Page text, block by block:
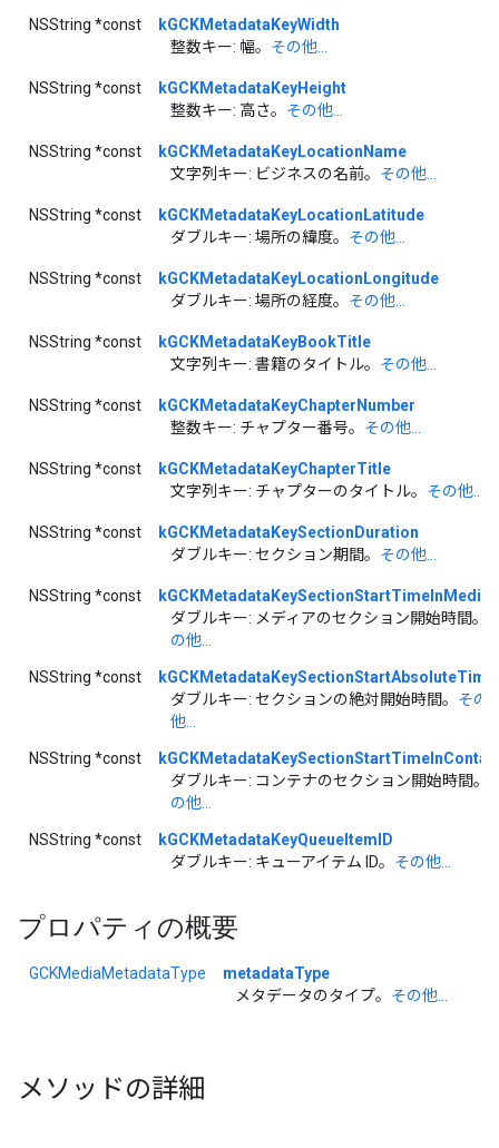
NSString *const
kGCKMetadataKeyWidth
整数キー: 幅。 その他...
NSString *const
kGCKMetadataKeyHeight
整数キー: 高さ。 その他...
NSString *const
kGCKMetadataKeyLocationName
文字列キー: ビジネスの名前。 その他...
NSString *const
kGCKMetadataKeyLocationLatitude
ダブルキー: 場所の緯度。 その他...
NSString *const
kGCKMetadataKeyLocationLongitude
ダブルキー: 場所の経度。 その他...
NSString *const
kGCKMetadataKeyBookTitle
文字列キー: 書籍のタイトル。 その他...
NSString *const
kGCKMetadataKeyChapterNumber
整数キー: チャプター番号。 その他...
NSString *const
kGCKMetadataKeyChapterTitle
文字列キー: チャプターのタイトル。 その他...
NSString *const
kGCKMetadataKeySectionDuration
ダブルキー: セクション期間。 その他...
NSString *const
kGCKMetadataKeySectionStartTimeInMedia
ダブルキー: メディアのセクション開始時間。
の他...
NSString *const
kGCKMetadataKeySectionStartAbsoluteTime
ダブルキー: セクションの絶対開始時間。 その
他...
NSString *const
ダブルキー: コンテナのセクション開始時間。
の他...
NSString *const
kGCKMetadataKeyQueueItemID
ダブルキー: キューアイテム ID。 その他...
プロパティの概要
GCKMediaMetadataType
metadataType
メタデータのタイプ。 その他...
メソッドの詳細